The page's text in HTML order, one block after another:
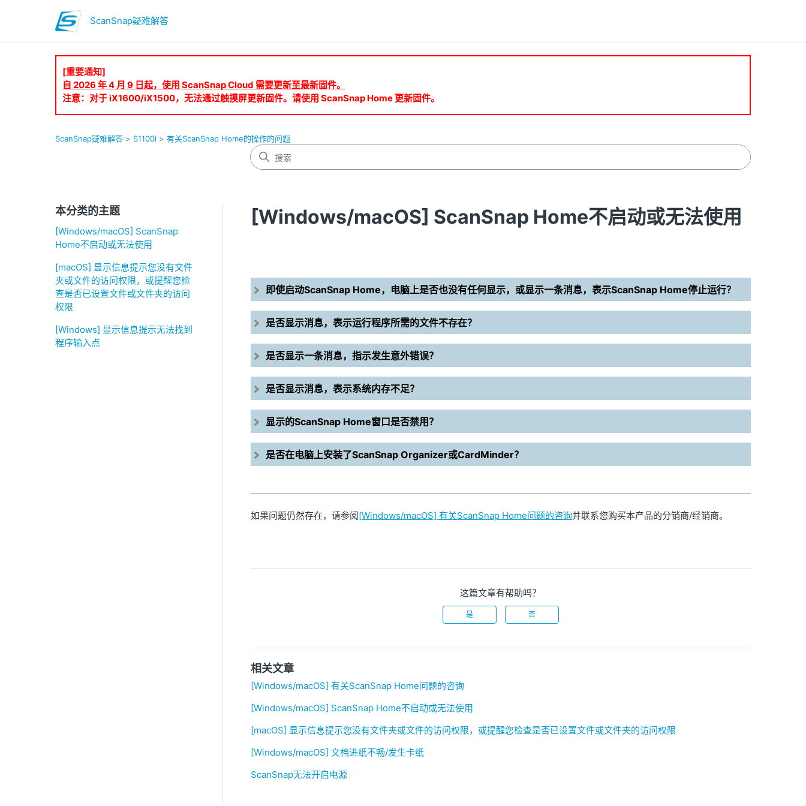
ScanSnap疑难解答
[重要通知]
自 2026 年 4 月 9 日起，使用 ScanSnap Cloud 需要更新至最新固件。
注意：对于 iX1600/iX1500，无法通过触摸屏更新固件。请使用 ScanSnap Home 更新固件。
ScanSnap疑难解答 S1100i 有关ScanSnap Home的操作的问题
本分类的主题
[Windows/macOS] ScanSnap
Home不启动或无法使用
[macOS] 显示信息提示您没有文件
夹或文件的访问权限，或提醒您检
查是否已设置文件或文件夹的访问
权限
[Windows] 显示信息提示无法找到
程序输入点
[Windows/macOS] ScanSnap Home不启动或无法使用
即使启动ScanSnap Home，电脑上是否也没有任何显示，或显示一条消息，表示ScanSnap Home停止运行？
是否显示消息，表示运行程序所需的文件不存在？
是否显示一条消息，指示发生意外错误？
是否显示消息，表示系统内存不足？
显示的ScanSnap Home窗口是否禁用？
是否在电脑上安装了ScanSnap Organizer或CardMinder？
如果问题仍然存在，请参阅[Windows/macOS] 有关ScanSnap Home问题的咨询并联系您购买本产品的分销商/经销商。
这篇文章有帮助吗？
是 否
相关文章
[Windows/macOS] 有关ScanSnap Home问题的咨询
[Windows/macOS] ScanSnap Home不启动或无法使用
[macOS] 显示信息提示您没有文件夹或文件的访问权限，或提醒您检查是否已设置文件或文件夹的访问权限
[Windows/macOS] 文档进纸不畅/发生卡纸
ScanSnap无法开启电源